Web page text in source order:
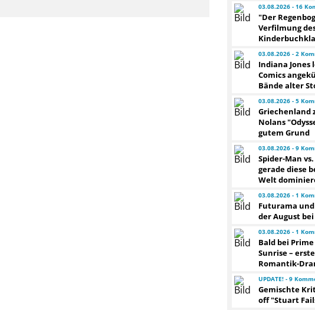
03.08.2026 - 16
"Der
Verfilmung
03.08.2026 - 2
Indiana Jones
Comics
Bände alter
03.08.2026 - 5
Griechenland
Nolans
gutem Grund
03.08.2026 - 9
Spider-Man
gerade diese
Welt
03.08.2026 - 1
Futurama
der August
03.08.2026 - 1
Bald bei
Sunrise –
Romantik-
UPDATE! - 9
Gemischte
off "Stuart